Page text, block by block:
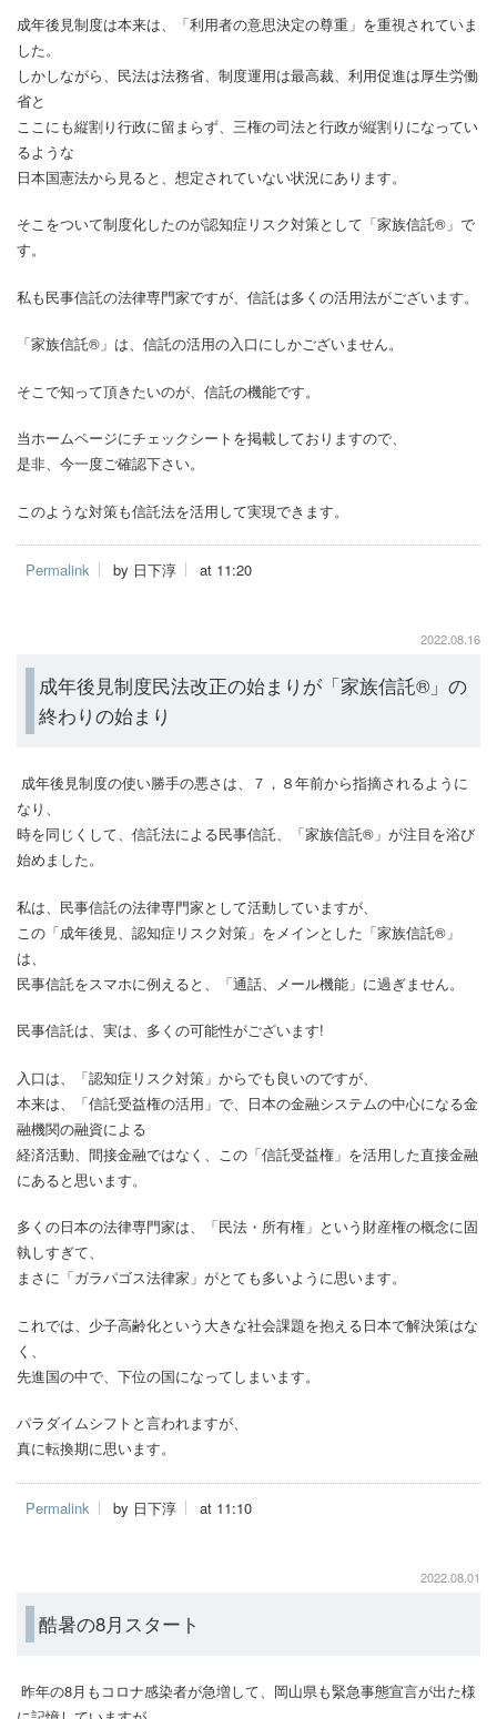
成年後見制度は本来は、「利用者の意思決定の尊重」を重視されていま
した。
しかしながら、民法は法務省、制度運用は最高裁、利用促進は厚生労働
省と
ここにも縦割り行政に留まらず、三権の司法と行政が縦割りになってい
るような
日本国憲法から見ると、想定されていない状況にあります。
そこをついて制度化したのが認知症リスク対策として「家族信託®」で
す。
私も民事信託の法律専門家ですが、信託は多くの活用法がございます。
「家族信託®」は、信託の活用の入口にしかございません。
そこで知って頂きたいのが、信託の機能です。
当ホームページにチェックシートを掲載しておりますので、
是非、今一度ご確認下さい。
このような対策も信託法を活用して実現できます。
Permalink by 日下淳 at 11:20
2022.08.16
成年後見制度民法改正の始まりが「家族信託®」の
終わりの始まり
成年後見制度の使い勝手の悪さは、７，８年前から指摘されるように
なり、
時を同じくして、信託法による民事信託、「家族信託®」が注目を浴び
始めました。
私は、民事信託の法律専門家として活動していますが、
この「成年後見、認知症リスク対策」をメインとした「家族信託®」
は、
民事信託をスマホに例えると、「通話、メール機能」に過ぎません。
民事信託は、実は、多くの可能性がございます!
入口は、「認知症リスク対策」からでも良いのですが、
本来は、「信託受益権の活用」で、日本の金融システムの中心になる金
融機関の融資による
経済活動、間接金融ではなく、この「信託受益権」を活用した直接金融
にあると思います。
多くの日本の法律専門家は、「民法・所有権」という財産権の概念に固
執しすぎて、
まさに「ガラパゴス法律家」がとても多いように思います。
これでは、少子高齢化という大きな社会課題を抱える日本で解決策はな
く、
先進国の中で、下位の国になってしまいます。
パラダイムシフトと言われますが、
真に転換期に思います。
Permalink by 日下淳 at 11:10
2022.08.01
酷暑の8月スタート
昨年の8月もコロナ感染者が急増して、岡山県も緊急事態宣言が出た様